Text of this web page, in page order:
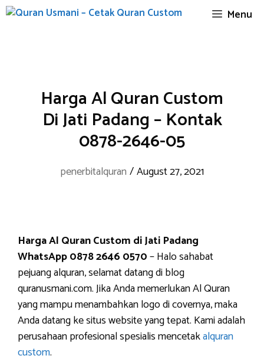
Skip
Menu
Harga Al Quran Custom
Di Jati Padang – Kontak
0878-2646-05
penerbitalquran /August 27, 2021
Harga Al Quran Custom di Jati Padang
WhatsApp 0878 2646 0570– Halo sahabat
pejuang alquran, selamat datang di blog
quranusmani.com. Jika Anda memerlukan Al Quran
yang mampu menambahkan logo di covernya, maka
Anda datang ke situs website yang tepat. Kami adalah
perusahaan profesional spesialis mencetakalquran
custom.